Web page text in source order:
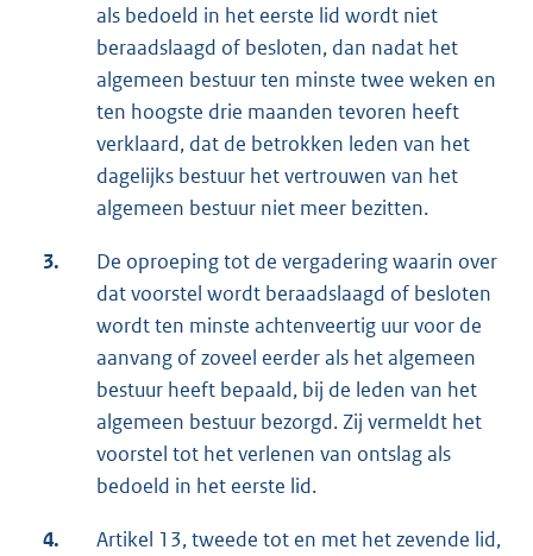
als bedoeld in het eerste lid wordt niet
beraadslaagd of besloten, dan nadat het
algemeen bestuur ten minste twee weken en
ten hoogste drie maanden tevoren heeft
verklaard, dat de betrokken leden van het
dagelijks bestuur het vertrouwen van het
algemeen bestuur niet meer bezitten.
3.
De oproeping tot de vergadering waarin over
dat voorstel wordt beraadslaagd of besloten
wordt ten minste achtenveertig uur voor de
aanvang of zoveel eerder als het algemeen
bestuur heeft bepaald, bij de leden van het
algemeen bestuur bezorgd. Zij vermeldt het
voorstel tot het verlenen van ontslag als
bedoeld in het eerste lid.
4. Artikel 13, tweede tot en met het zevende lid,